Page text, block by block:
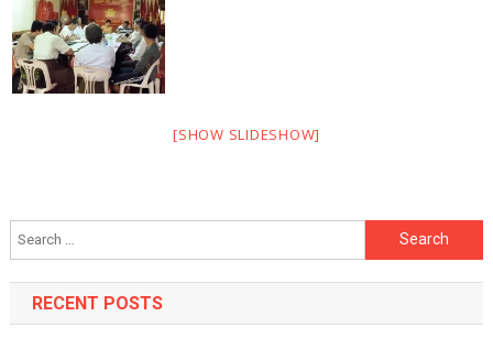
[SHOW SLIDESHOW]
Search
for:
RECENT POSTS